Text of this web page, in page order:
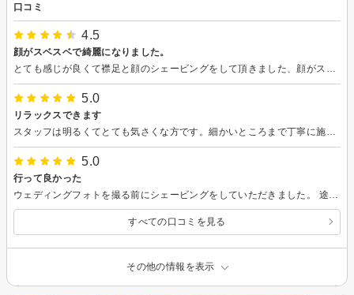
口コミ
4.5
顔がスベスベで綺麗になりました。
5.0
リラックスできます
5.0
行って良かった
すべての口コミを見る
その他の情報を表示